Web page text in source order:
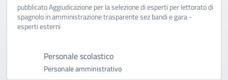
pubblicato Aggiudicazione per la selezione di esperti per lettorato di
spagnolo in amministrazione trasparente sez bandi e gara -
esperti esterni
Personale scolastico
Personale amministrativo